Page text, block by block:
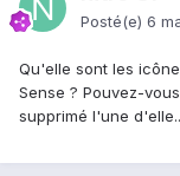
Posté(e) 6
Qu'elle sont les
Sense ? Pouvez-
supprimé l'une